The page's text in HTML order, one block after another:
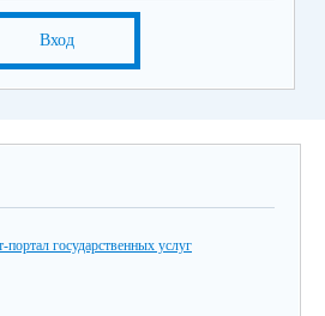
Вход
государственных услуг